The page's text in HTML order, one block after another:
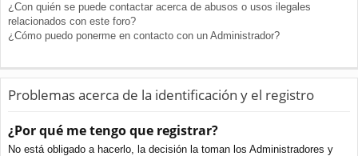
¿Con quién se puede contactar acerca de abusos o usos ilegales
relacionados con este foro?
¿Cómo puedo ponerme en contacto con un Administrador?
Problemas acerca de la identificación y el registro
¿Por qué me tengo que registrar?
No está obligado a hacerlo, la decisión la toman los Administradores y